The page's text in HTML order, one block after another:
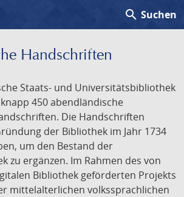
search Suchen
Handschriften
Staats- und Universitätsbibliothek
450 abendländische
Die Handschriften
der Bibliothek im Jahr 1734
um den Bestand der
zu ergänzen. Im Rahmen des von
Bibliothek geförderten Projekts
mittelalterlichen volkssprachlichen